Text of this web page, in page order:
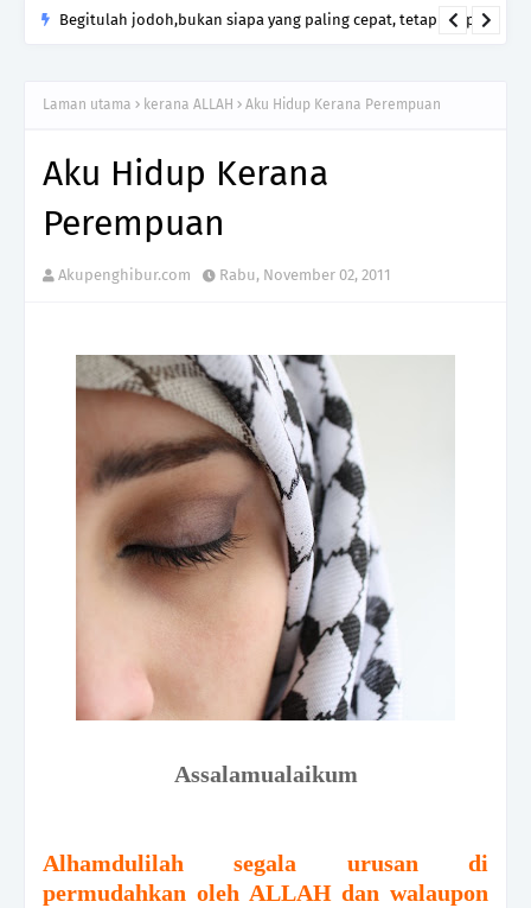
Begitulah jodoh,bukan siapa yang paling cepat, tetapi siapa
Laman utama kerana ALLAH Aku Hidup Kerana Perempuan
Aku Hidup Kerana
Perempuan
Akupenghibur.com Rabu, November 02, 2011
Assalamualaikum
Alhamdulilah segala urusan di
permudahkan oleh ALLAH dan walaupon